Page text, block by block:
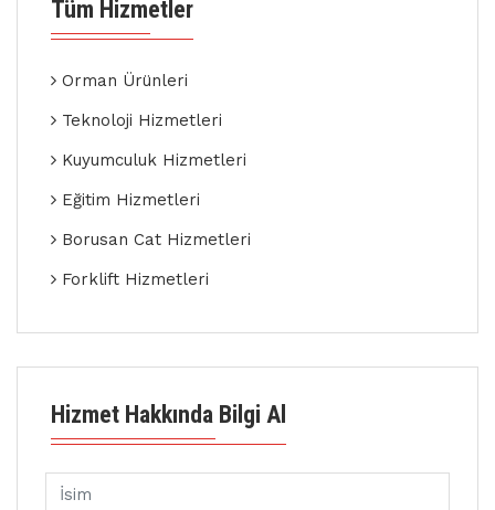
Tüm Hizmetler
Orman Ürünleri
Teknoloji Hizmetleri
Kuyumculuk Hizmetleri
Eğitim Hizmetleri
Borusan Cat Hizmetleri
Forklift Hizmetleri
Hizmet Hakkında Bilgi Al